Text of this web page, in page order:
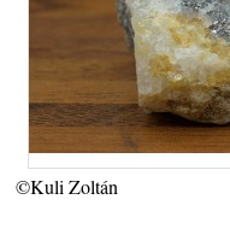
©Kuli Zoltán